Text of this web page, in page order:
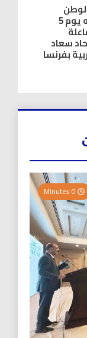
العربي تستعد لتدشينه يوم 5
سعاد
بفرنسا